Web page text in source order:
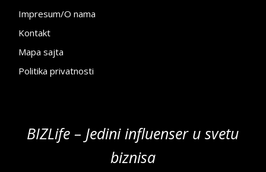
Impresum/O nama
Kontakt
Mapa sajta
Politika privatnosti
BIZLife – Jedini influenser u svetu
biznisa